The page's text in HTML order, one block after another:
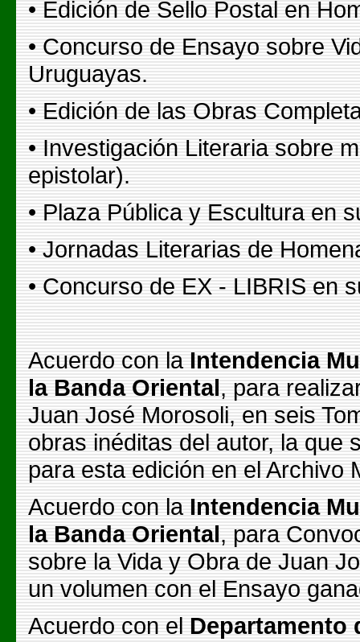
• Edición de Sello Postal en
• Concurso de Ensayo sobre
Uruguayas.
• Edición de las Obras
• Investigación Literaria sobre
epistolar).
• Plaza Pública y Escultura en
• Jornadas Literarias de
• Concurso de EX - LIBRIS en
Acuerdo con la Intendencia
la Banda Oriental, para
Juan José Morosoli, en seis
obras inéditas del autor, la que
para esta edición en el Archivo
Acuerdo con la Intendencia
la Banda Oriental, para
sobre la Vida y Obra de Juan
un volumen con el Ensayo
Acuerdo con el Departamento